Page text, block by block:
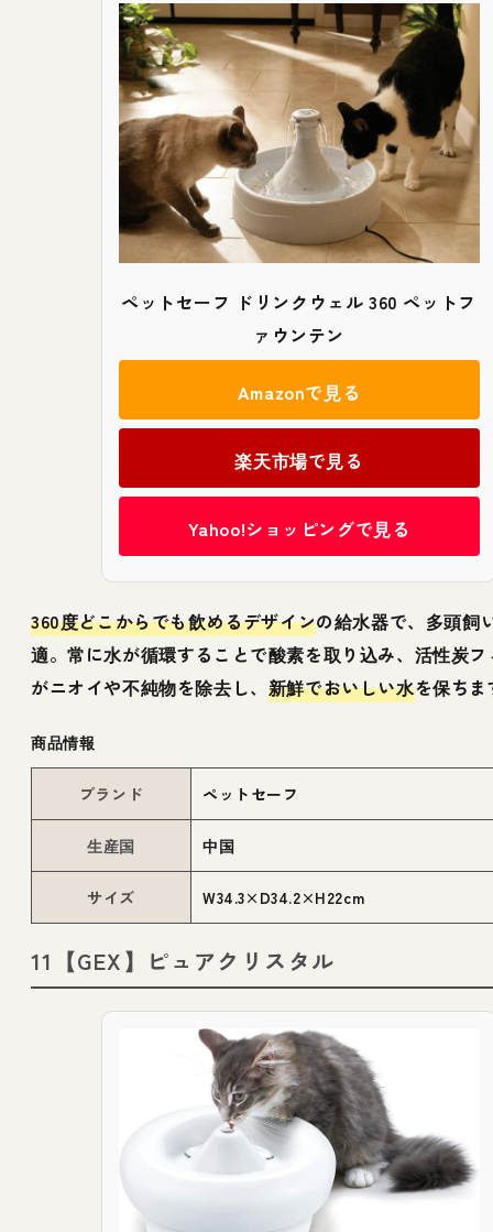
ペットセーフ ドリンクウェル 360 ペットフ
ァウンテン
Amazonで見る
楽天市場で見る
Yahoo!ショッピングで見る
360度どこからでも飲めるデザインの給水器で、多頭飼
適。常に水が循環することで酸素を取り込み、活性炭
がニオイや不純物を除去し、 新鮮でおいしい水を保ちま
商品情報
ブランド ペットセーフ
生産国 中国
サイズ W34.3×D34.2×H22cm
11【GEX】ピュアクリスタル